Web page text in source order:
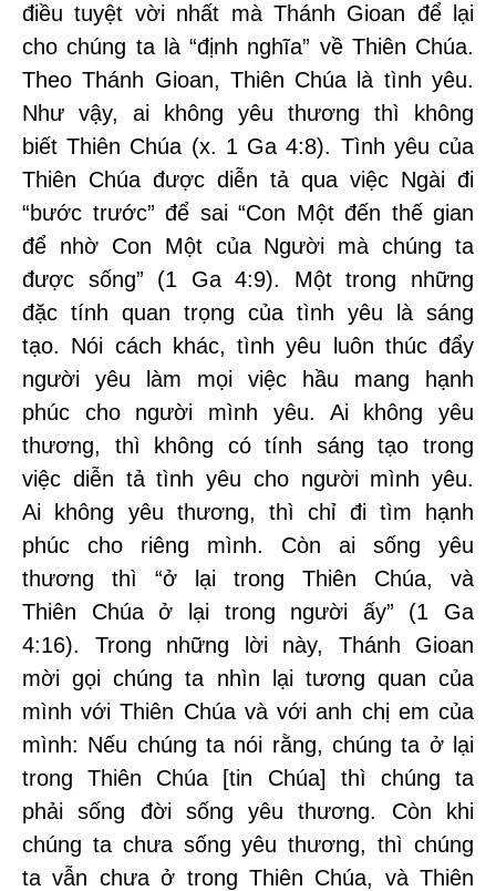
điều tuyệt vời nhất mà Thánh Gioan để lại
cho chúng ta là “định nghĩa” về Thiên Chúa.
Theo Thánh Gioan, Thiên Chúa là tình yêu.
Như vậy, ai không yêu thương thì không
biết Thiên Chúa (x. 1 Ga 4:8). Tình yêu của
Thiên Chúa được diễn tả qua việc Ngài đi
“bước trước” để sai “Con Một đến thế gian
để nhờ Con Một của Người mà chúng ta
được sống” (1 Ga 4:9). Một trong những
đặc tính quan trọng của tình yêu là sáng
tạo. Nói cách khác, tình yêu luôn thúc đẩy
người yêu làm mọi việc hầu mang hạnh
phúc cho người mình yêu. Ai không yêu
thương, thì không có tính sáng tạo trong
việc diễn tả tình yêu cho người mình yêu.
Ai không yêu thương, thì chỉ đi tìm hạnh
phúc cho riêng mình. Còn ai sống yêu
thương thì “ở lại trong Thiên Chúa, và
Thiên Chúa ở lại trong người ấy” (1 Ga
4:16). Trong những lời này, Thánh Gioan
mời gọi chúng ta nhìn lại tương quan của
mình với Thiên Chúa và với anh chị em của
mình: Nếu chúng ta nói rằng, chúng ta ở lại
trong Thiên Chúa [tin Chúa] thì chúng ta
phải sống đời sống yêu thương. Còn khi
chúng ta chưa sống yêu thương, thì chúng
ta vẫn chưa ở trong Thiên Chúa, và Thiên